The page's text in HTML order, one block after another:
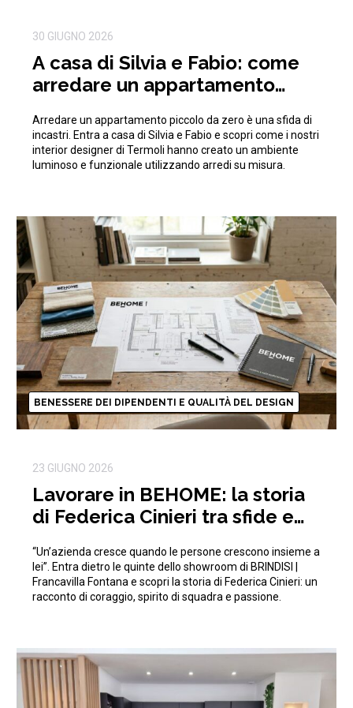
30 GIUGNO 2026
A casa di Silvia e Fabio: come
arredare un appartamento
gli spazi
Arredare un appartamento piccolo da zero è una sfida di
incastri. Entra a casa di Silvia e Fabio e scopri come i nostri
interior designer di Termoli hanno creato un ambiente
luminoso e funzionale utilizzando arredi su misura.
BENESSERE DEI DIPENDENTI E QUALITÀ DEL DESIGN
23 GIUGNO 2026
Lavorare in BEHOME: la storia
di Federica Cinieri tra sfide e
“Un’azienda cresce quando le persone crescono insieme a
lei”. Entra dietro le quinte dello showroom di BRINDISI |
Francavilla Fontana e scopri la storia di Federica Cinieri: un
racconto di coraggio, spirito di squadra e passione.